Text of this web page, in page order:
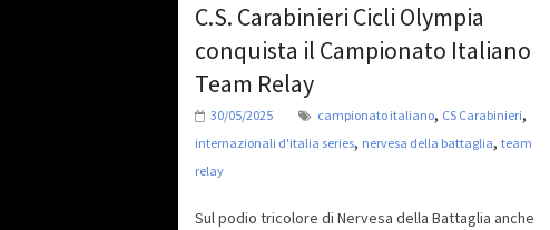
C.S. Carabinieri Cicli Olympia
conquista il Campionato Italiano
Team Relay
30/05/2025 campionato italiano, CS Carabinieri,
internazionali d'italia series, nervesa della battaglia, team
relay
Sul podio tricolore di Nervesa della Battaglia anche